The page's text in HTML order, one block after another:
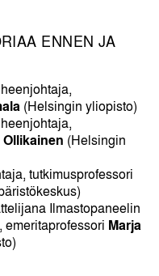
ENNEN JA
(Helsingin yliopisto)
(Helsingin
tutkimusprofessori
Ilmastopaneelin
Marja